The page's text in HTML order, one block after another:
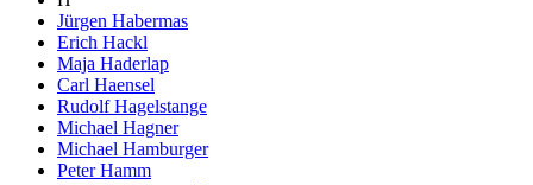
Jürgen Habermas
Erich Hackl
Maja Haderlap
Carl Haensel
Rudolf Hagelstange
Michael Hagner
Michael Hamburger
Peter Hamm